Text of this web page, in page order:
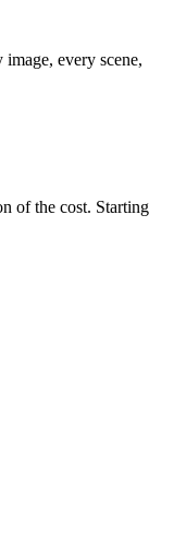
every scene,
of the cost. Starting